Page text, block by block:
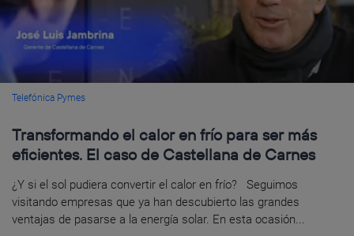
Telefónica Pymes
Transformando el calor en frío para ser más
eficientes. El caso de Castellana de Carnes
¿Y si el sol pudiera convertir el calor en frío? Seguimos
visitando empresas que ya han descubierto las grandes
ventajas de pasarse a la energía solar. En esta ocasión...